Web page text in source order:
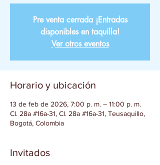
Pre venta cerrada ¡Entradas
disponibles en taquilla!
Ver otros eventos
Horario y ubicación
13 de feb de 2026, 7:00 p. m. – 11:00 p. m.
Cl. 28a #16a-31, Cl. 28a #16a-31, Teusaquillo,
Bogotá, Colombia
Invitados